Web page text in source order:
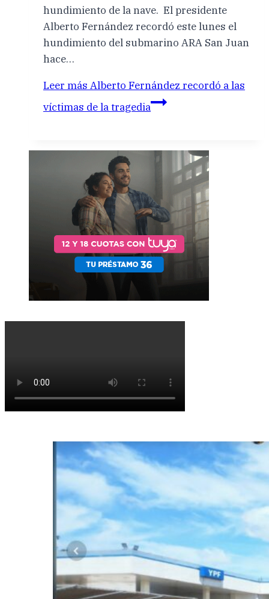
hundimiento de la nave. El presidente
Alberto Fernández recordó este lunes el
hundimiento del submarino ARA San Juan
hace…
Leer más Alberto Fernández recordó a las
víctimas de la tragedia